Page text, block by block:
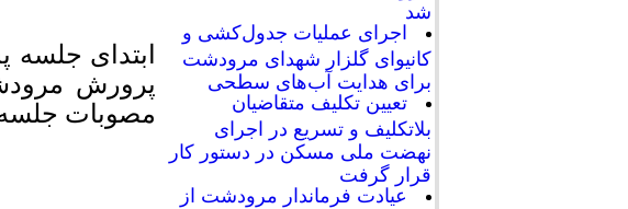
شد
اجرای عملیات جدول‌کشی و
کانیوای گلزار شهدای مرودشت
برای هدایت آب‌های سطحی
تعیین تکلیف متقاضیان
بلاتکلیف و تسریع در اجرای
نهضت ملی مسکن در دستور کار
قرار گرفت
عیادت فرماندار مرودشت از
ابتدای
پرورش
مصوبات